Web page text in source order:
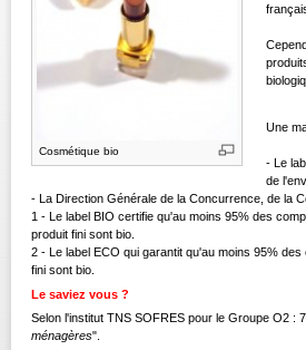
Cosmétique bio
Une
- Le
de
- La Direction Générale de la Concurrence, de la
1 - Le label BIO certifie qu'au moins 95% des
produit fini sont bio.
2 - Le label ECO qui garantit qu'au moins 95%
fini sont bio.
Le saviez vous ?
Selon l'institut TNS SOFRES pour le Groupe O2 :
ménagères".